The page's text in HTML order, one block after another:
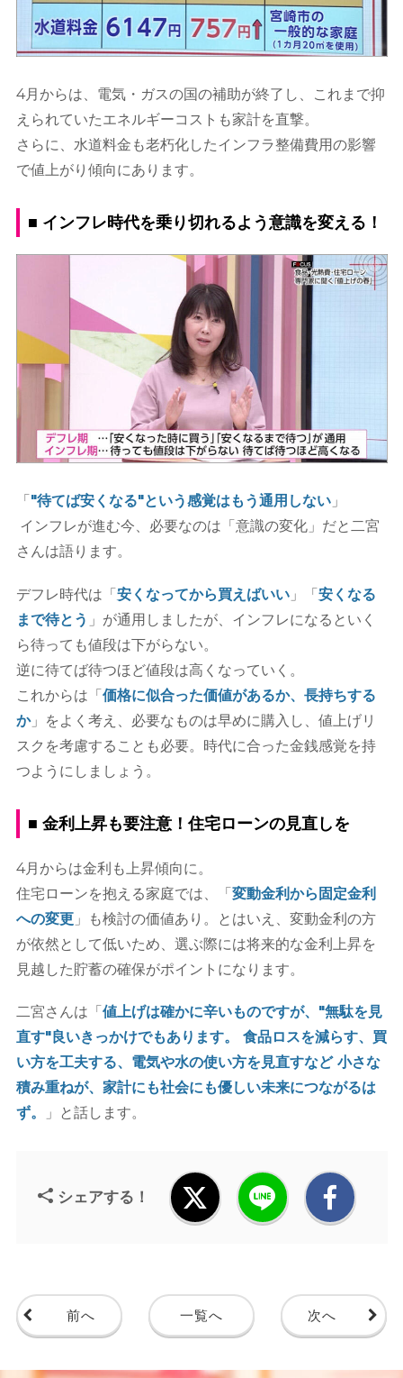
4月からは、電気・ガスの国の補助が終了し、これまで抑
えられていたエネルギーコストも家計を直撃。
さらに、水道料金も老朽化したインフラ整備費用の影響
で値上がり傾向にあります。
■ インフレ時代を乗り切れるよう意識を変える！
「 "待てば安くなる"という感覚はもう通用しない」
インフレが進む今、必要なのは「意識の変化」だと二宮
さんは語ります。
デフレ時代は「安くなってから買えばいい」「安くなる
まで待とう 」が通用しましたが、インフレになるといく
ら待っても値段は下がらない。
逆に待てば待つほど値段は高くなっていく。
これからは「価格に似合った価値があるか、長持ちする
か」をよく考え、必要なものは早めに購入し、値上げリ
スクを考慮することも必要。時代に合った金銭感覚を持
つようにしましょう。
■ 金利上昇も要注意！住宅ローンの見直しを
4月からは金利も上昇傾向に。
住宅ローンを抱える家庭では、「変動金利から固定金利
への変更」も検討の価値あり。とはいえ、変動金利の方
が依然として低いため、選ぶ際には将来的な金利上昇を
見越した貯蓄の確保がポイントになります。
二宮さんは「値上げは確かに辛いものですが、"無駄を見
直す"良いきっかけでもあります。 食品ロスを減らす、買
い方を工夫する、電気や水の使い方を見直すなど 小さな
積み重ねが、家計にも社会にも優しい未来につながるは
ず。
」と話します。
シェアする！
前へ 一覧へ 次へ